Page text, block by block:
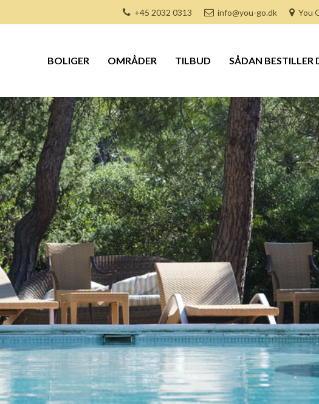
+45 2032 0313 info@you-go.dk You
BOLIGER OMRÅDER TILBUD SÅDAN BESTILLER